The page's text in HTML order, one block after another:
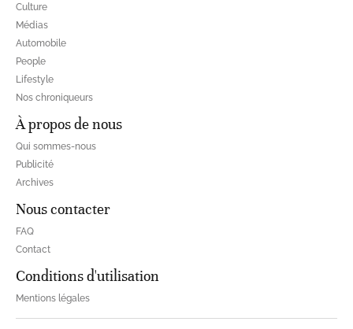
Culture
Médias
Automobile
People
Lifestyle
Nos chroniqueurs
À propos de nous
Qui sommes-nous
Publicité
Archives
Nous contacter
FAQ
Contact
Conditions d'utilisation
Mentions légales